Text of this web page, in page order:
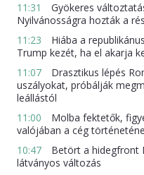
11:31
Gyökeres
Nyilvánosságra hozták a
11:23
Hiába a
Trump kezét, ha el akarja
11:07
Drasztikus lépés
uszályokat, próbálják
leállástól
11:00
Molba fektetők,
valójában a cég
10:47
Betört a hidegfront
látványos változás